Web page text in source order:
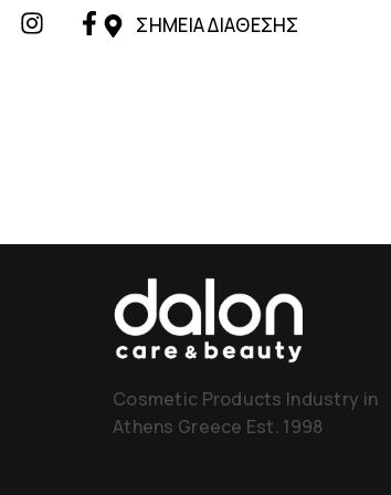
ΣΗΜΕΙΑ ΔΙΑΘΕΣΗΣ
Cosmetic Products Industry in
Athens Greece Est. 1998